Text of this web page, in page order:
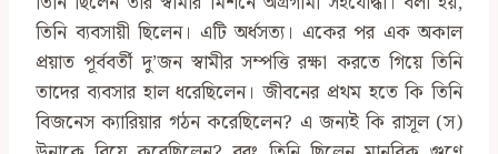
তিনি ব্যবসায়ী ছিলেন। এটি অর্ধসত্য। একের পর এক অকাল
প্রয়াত পূর্ববর্তী দু’জন স্বামীর সম্পত্তি রক্ষা করতে গিয়ে তিনি
তাদের ব্যবসার হাল ধরেছিলেন। জীবনের প্রথম হতে কি তিনি
বিজনেস ক্যারিয়ার গঠন করেছিলেন? এ জন্যই কি রাসূল (স)